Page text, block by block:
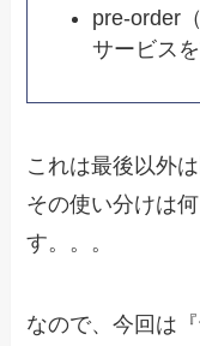
pre-order
サービス
これは最後以外
その使い分けは
す。。。
なので、今回は